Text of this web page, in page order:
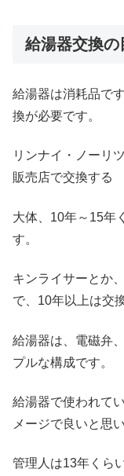
給湯器交換の
給湯器は消耗品で
換が必要です。
リンナイ・ノーリ
販売店で交換する
大体、10年～15年
す。
キンライサーとか
で、10年以上は交
給湯器は、電磁弁
プルな構成です。
給湯器で使われて
メージで良いと思
管理人は13年くら